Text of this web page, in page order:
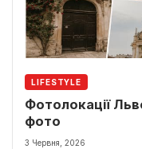
LIFESTYLE
Фотолокації
фото
3 Червня, 2026